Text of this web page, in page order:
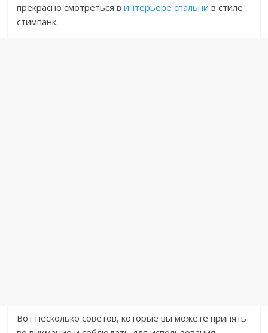
прекрасно смотреться винтерьере спальни в стиле
стимпанк.
Вот несколько советов, которые вы можете принять